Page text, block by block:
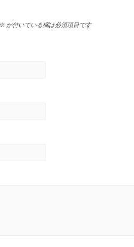
※ が付いている欄は必須項目です